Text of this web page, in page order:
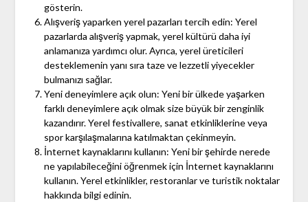
gösterin.
Alışveriş yaparken yerel pazarları tercih edin: Yerel
pazarlarda alışveriş yapmak, yerel kültürü daha iyi
anlamanıza yardımcı olur. Ayrıca, yerel üreticileri
desteklemenin yanı sıra taze ve lezzetli yiyecekler
bulmanızı sağlar.
Yeni deneyimlere açık olun: Yeni bir ülkede yaşarken
farklı deneyimlere açık olmak size büyük bir zenginlik
kazandırır. Yerel festivallere, sanat etkinliklerine veya
spor karşılaşmalarına katılmaktan çekinmeyin.
İnternet kaynaklarını kullanın: Yeni bir şehirde nerede
ne yapılabileceğini öğrenmek için İnternet kaynaklarını
kullanın. Yerel etkinlikler, restoranlar ve turistik noktalar
hakkında bilgi edinin.